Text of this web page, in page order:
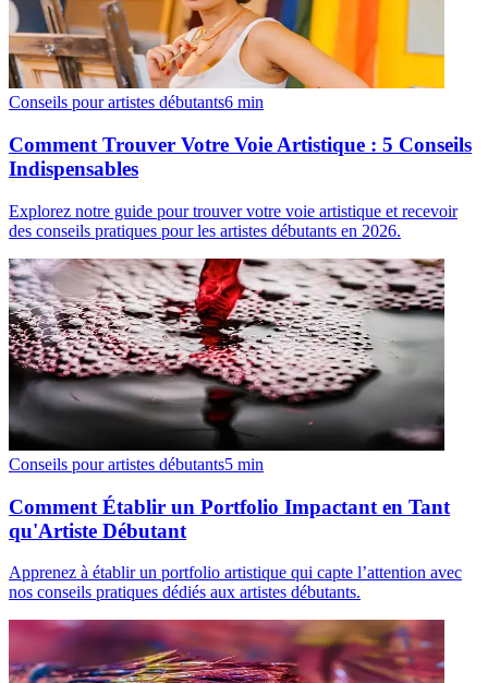
Conseils pour artistes débutants6 min
Comment Trouver Votre Voie Artistique : 5 Conseils
Indispensables
Explorez notre guide pour trouver votre voie artistique et recevoir
des conseils pratiques pour les artistes débutants en 2026.
Conseils pour artistes débutants5 min
Comment Établir un Portfolio Impactant en Tant
qu'Artiste Débutant
Apprenez à établir un portfolio artistique qui capte l’attention avec
nos conseils pratiques dédiés aux artistes débutants.